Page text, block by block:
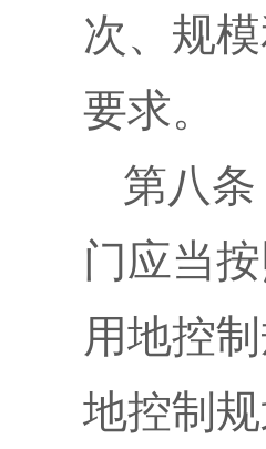
次、规
要求。
第八
门应当
用地控
地控制